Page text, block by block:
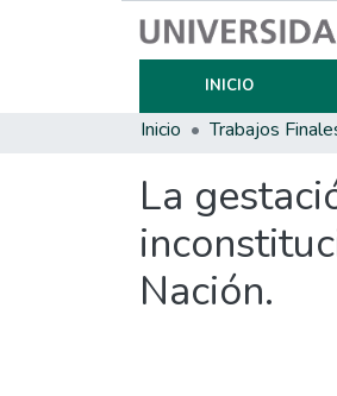
INICIO
Inicio
La
Nación.